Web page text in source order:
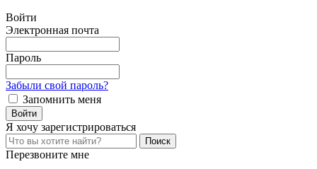
Войти
Электронная почта
Пароль
Забыли свой пароль?
Запомнить меня
Я хочу зарегистрироваться
Перезвоните мне